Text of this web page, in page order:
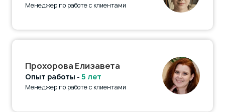
Менеджер по работе с клиентами
Прохорова Елизавета
Опыт работы - 5 лет
Менеджер по работе с клиентами